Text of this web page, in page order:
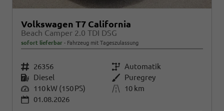
Volkswagen T7 California
Beach Camper 2.0 TDI DSG
sofort lieferbar Fahrzeug mit Tageszulassung
Fahrzeugnr. 26356 Getriebe Automatik
Kraftstoff Diesel Außenfarbe Puregrey
Leistung 110 kW (150 PS) Kilometerstand
10 km
01.08.2026